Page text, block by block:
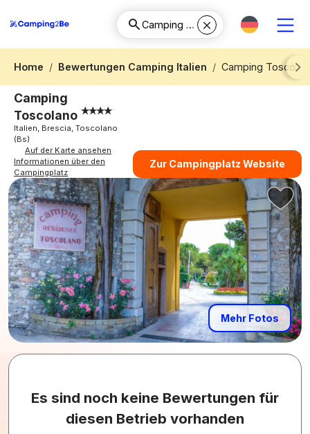
Home Bewertungen Camping Italien
Camping
Next
Camping
Toscolano
Italien, Brescia, Toscolano
(Bs)
Auf der Karte ansehen
Informationen über den
Campingplatz
Zur Campingplatz Website
Mehr Fotos
Es sind noch keine Bewertungen für
diesen Betrieb vorhanden